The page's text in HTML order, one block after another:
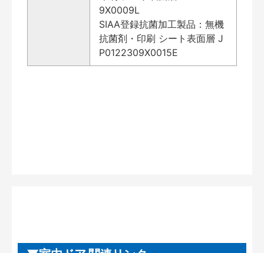
9X0009L
SIAA登録抗菌加工製品：無機
抗菌剤・印刷 シート表面層 J
P0122309X0015E